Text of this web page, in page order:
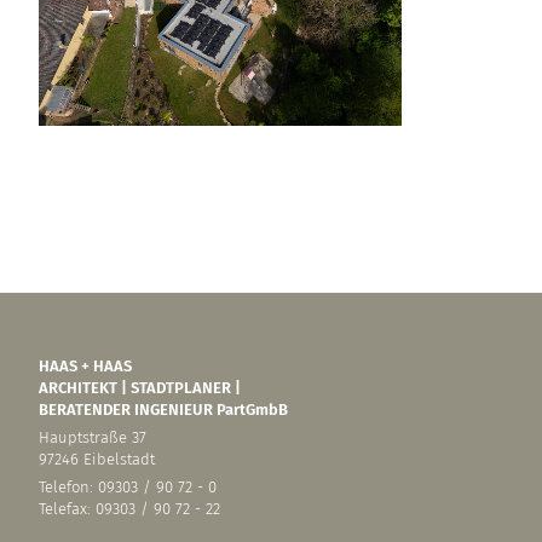
HAAS + HAAS
ARCHITEKT | STADTPLANER |
BERATENDER INGENIEUR PartGmbB
Hauptstraße 37
97246 Eibelstadt
Telefon: 09303 / 90 72 - 0
Telefax: 09303 / 90 72 - 22